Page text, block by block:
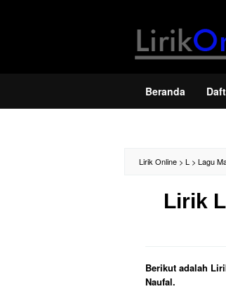
Beranda
Lirik Online > L > Lagu
Lirik
Berikut adalah
Naufal.